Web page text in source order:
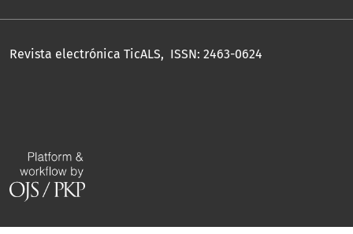
Revista electrónica TicALS, ISSN: 2463-0624